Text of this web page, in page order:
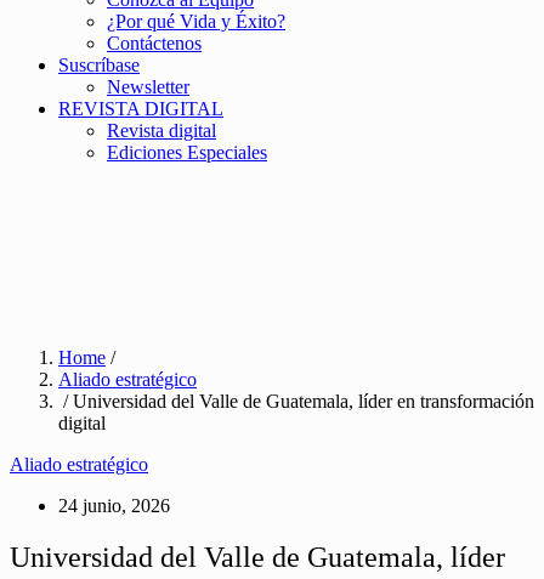
¿Por qué Vida y Éxito?
Contáctenos
Suscríbase
Newsletter
REVISTA DIGITAL
Revista digital
Ediciones Especiales
Home /
Aliado estratégico
/ Universidad del Valle de Guatemala, líder en transformación
digital
Aliado estratégico
24 junio, 2026
Universidad del Valle de Guatemala, líder